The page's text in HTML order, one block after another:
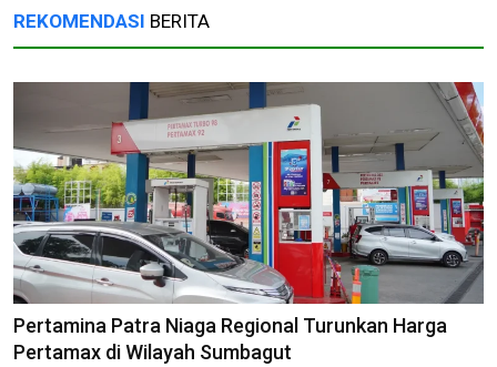
REKOMENDASI BERITA
Pertamina Patra Niaga Regional Turunkan Harga
Pertamax di Wilayah Sumbagut